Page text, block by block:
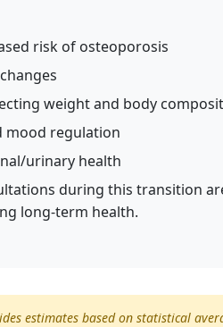
risk of osteoporosis
weight and body
mood regulation
urinary health
during this transition
long-term health.
estimates based on statistical